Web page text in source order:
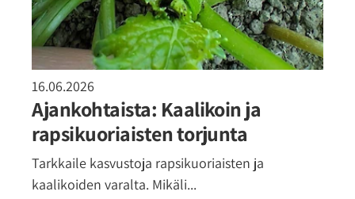
16.06.2026
Ajankohtaista: Kaalikoin ja
rapsikuoriaisten torjunta
Tarkkaile kasvustoja rapsikuoriaisten ja
kaalikoiden varalta. Mikäli...